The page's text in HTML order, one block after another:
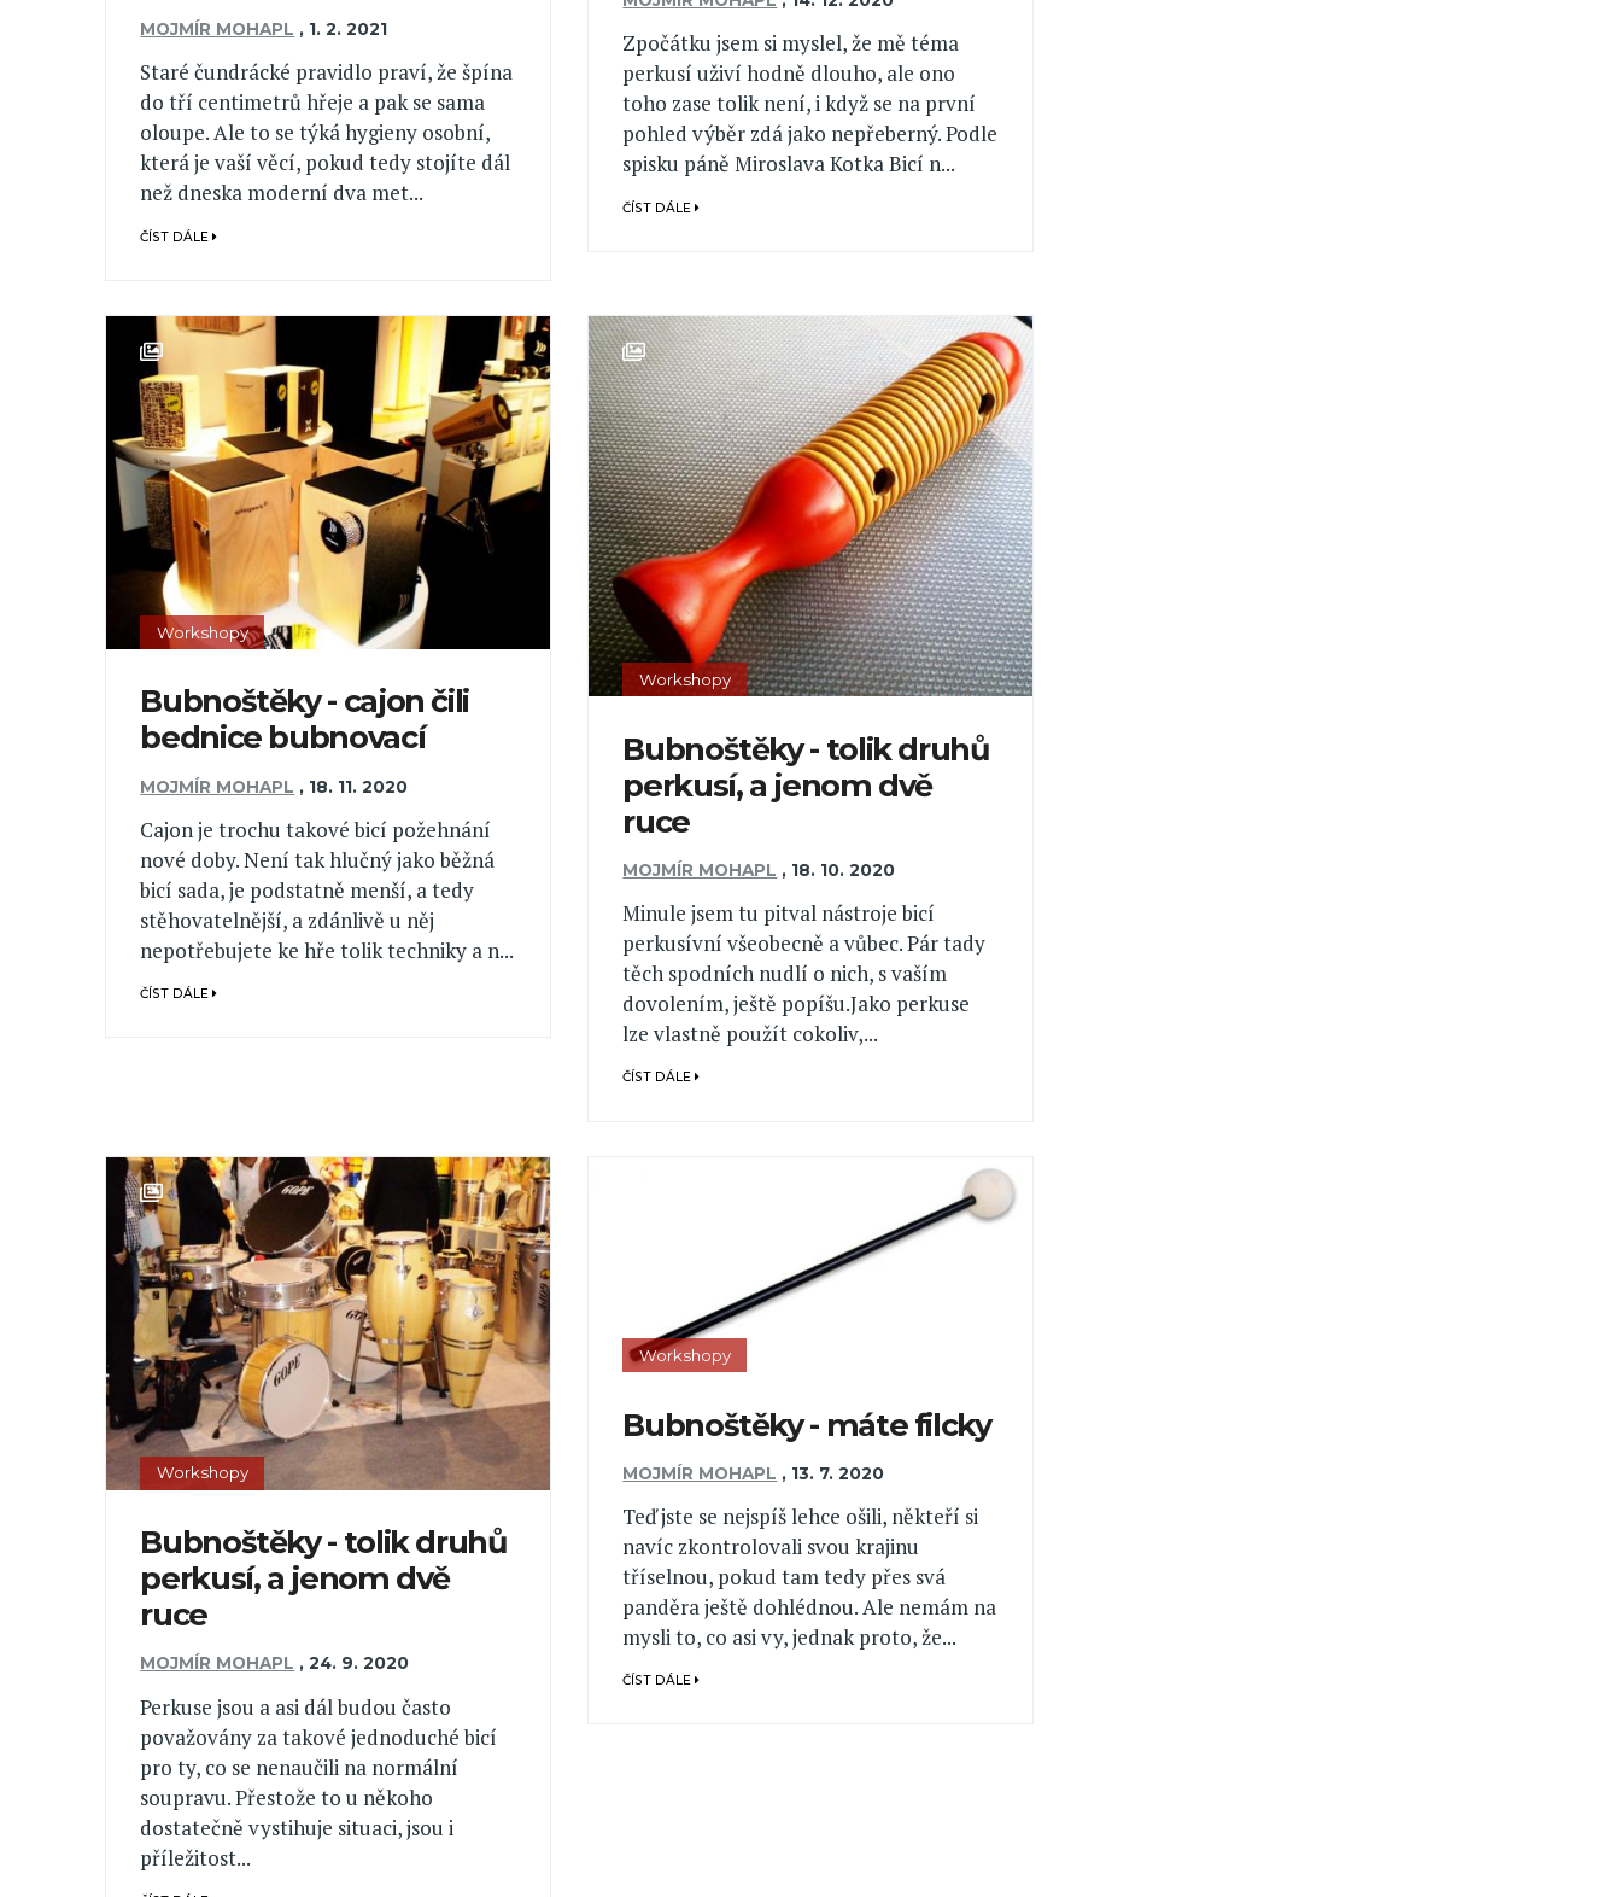
MOJMÍR MOHAPL , 1. 2. 2021
Staré čundrácké pravidlo praví, že špína
do tří centimetrů hřeje a pak se sama
oloupe. Ale to se týká hygieny osobní,
která je vaší věcí, pokud tedy stojíte dál
než dneska moderní dva met...
ČÍST DÁLE
Zpočátku jsem si myslel, že mě téma
perkusí uživí hodně dlouho, ale ono
toho zase tolik není, i když se na první
pohled výběr zdá jako nepřeberný. Podle
spisku páně Miroslava Kotka Bicí n...
ČÍST DÁLE
Workshopy
Bubnoštěky - cajon čili
bednice bubnovací
MOJMÍR MOHAPL , 18. 11. 2020
Cajon je trochu takové bicí požehnání
nové doby. Není tak hlučný jako běžná
bicí sada, je podstatně menší, a tedy
stěhovatelnější, a zdánlivě u něj
nepotřebujete ke hře tolik techniky a n...
ČÍST DÁLE
Workshopy
Bubnoštěky - tolik druhů
perkusí, a jenom dvě
ruce
MOJMÍR MOHAPL , 18. 10. 2020
Minule jsem tu pitval nástroje bicí
perkusívní všeobecně a vůbec. Pár tady
těch spodních nudlí o nich, s vaším
dovolením, ještě popíšu.Jako perkuse
lze vlastně použít cokoliv,...
ČÍST DÁLE
Workshopy
Bubnoštěky - tolik druhů
perkusí, a jenom dvě
ruce
MOJMÍR MOHAPL ,24. 9. 2020
Perkuse jsou a asi dál budou často
považovány za takové jednoduché bicí
pro ty, co se nenaučili na normální
soupravu. Přestože to u někoho
dostatečně vystihuje situaci, jsou i
příležitost...
Workshopy
Bubnoštěky - máte filcky
MOJMÍR MOHAPL , 13. 7. 2020
Teď jste se nejspíš lehce ošili, někteří si
navíc zkontrolovali svou krajinu
tříselnou, pokud tam tedy přes svá
panděra ještě dohlédnou. Ale nemám na
mysli to, co asi vy, jednak proto, že...
ČÍST DÁLE